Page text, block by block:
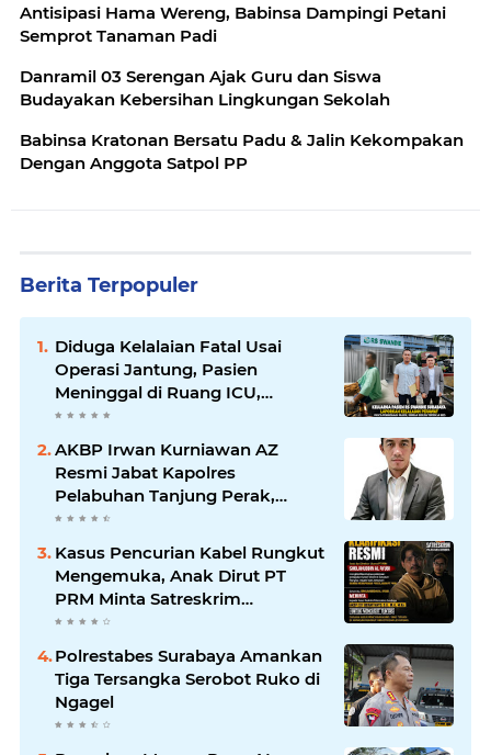
Antisipasi Hama Wereng, Babinsa Dampingi Petani
Semprot Tanaman Padi
Danramil 03 Serengan Ajak Guru dan Siswa
Budayakan Kebersihan Lingkungan Sekolah
Babinsa Kratonan Bersatu Padu & Jalin Kekompakan
Dengan Anggota Satpol PP
Berita Terpopuler
Diduga Kelalaian Fatal Usai
Operasi Jantung, Pasien
Meninggal di Ruang ICU,
Keluarga Tuntut RSUD dr.
Soewandhie Bertanggung
Jawab
AKBP Irwan Kurniawan AZ
Resmi Jabat Kapolres
Pelabuhan Tanjung Perak,
Pimpinan Redaksi
HarianMataBerita.com
Sampaikan Ucapan Selamat
Kasus Pencurian Kabel Rungkut
Mengemuka, Anak Dirut PT
PRM Minta Satreskrim
Polrestabes Surabaya Usut
Hingga Tuntas
Polrestabes Surabaya Amankan
Tiga Tersangka Serobot Ruko di
Ngagel